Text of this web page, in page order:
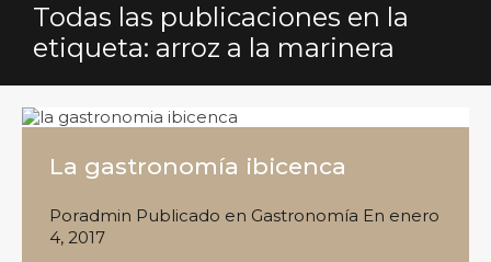
Todas las publicaciones en la
etiqueta: arroz a la marinera
La gastronomía ibicenca
Poradmin Publicado en Gastronomía En enero
4, 2017